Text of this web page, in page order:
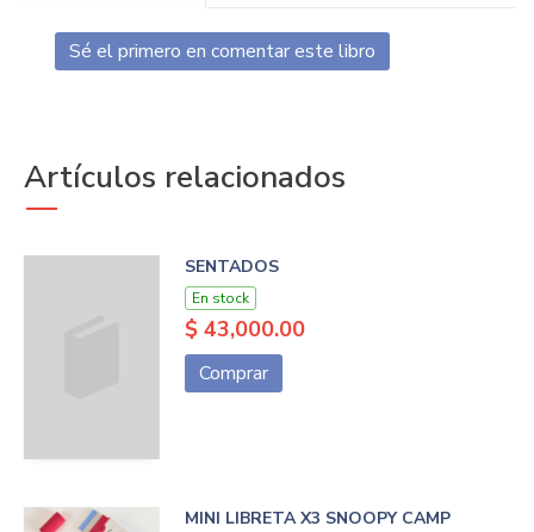
Sé el primero en comentar este libro
Artículos relacionados
SENTADOS
En stock
$ 43,000.00
Comprar
MINI LIBRETA X3 SNOOPY CAMP